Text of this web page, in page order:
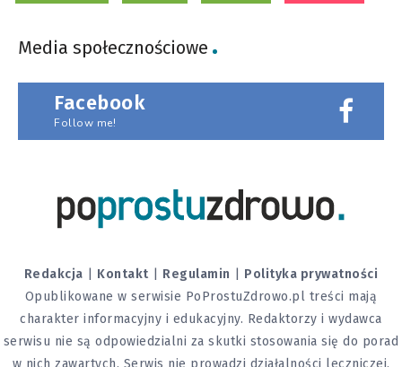
Media społecznościowe
Facebook
Follow me!
Redakcja Kontakt Regulamin
Polityka prywatności
Opublikowane w serwisie PoProstuZdrowo.pl treści mają
charakter informacyjny i edukacyjny. Redaktorzy i wydawca
serwisu nie są odpowiedzialni za skutki stosowania się do porad